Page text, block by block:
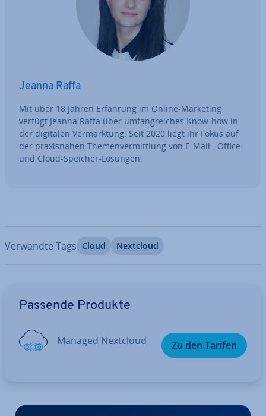
Jeanna Raffa
Mit über 18 Jahren Erfahrung im Online-Marketing
verfügt Jeanna Raffa über um­fang­rei­ches Know-how in
der digitalen Ver­mark­tung. Seit 2020 liegt ihr Fokus auf
der pra­xis­na­hen The­men­ver­mitt­lung von E-Mail-, Office-
und Cloud-Speicher-Lösungen.
Verwandte Tags Cloud Nextcloud
Passende Produkte
Managed Nextcloud Zu den Tarifen